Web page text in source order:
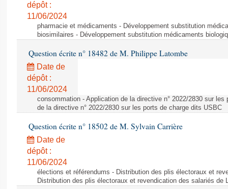
dépôt :
11/06/2024
pharmacie et médicaments - Développement substitution
biosimilaires - Développement substitution médicaments
Question écrite n° 18482 de M. Philippe Latombe
Date de
dépôt :
11/06/2024
consommation - Application de la directive n° 2022/2830 sur
de la directive n° 2022/2830 sur les ports de charge dits USBC
Question écrite n° 18502 de M. Sylvain Carrière
Date de
dépôt :
11/06/2024
élections et référendums - Distribution des plis électoraux et
Distribution des plis électoraux et revendication des salariés de